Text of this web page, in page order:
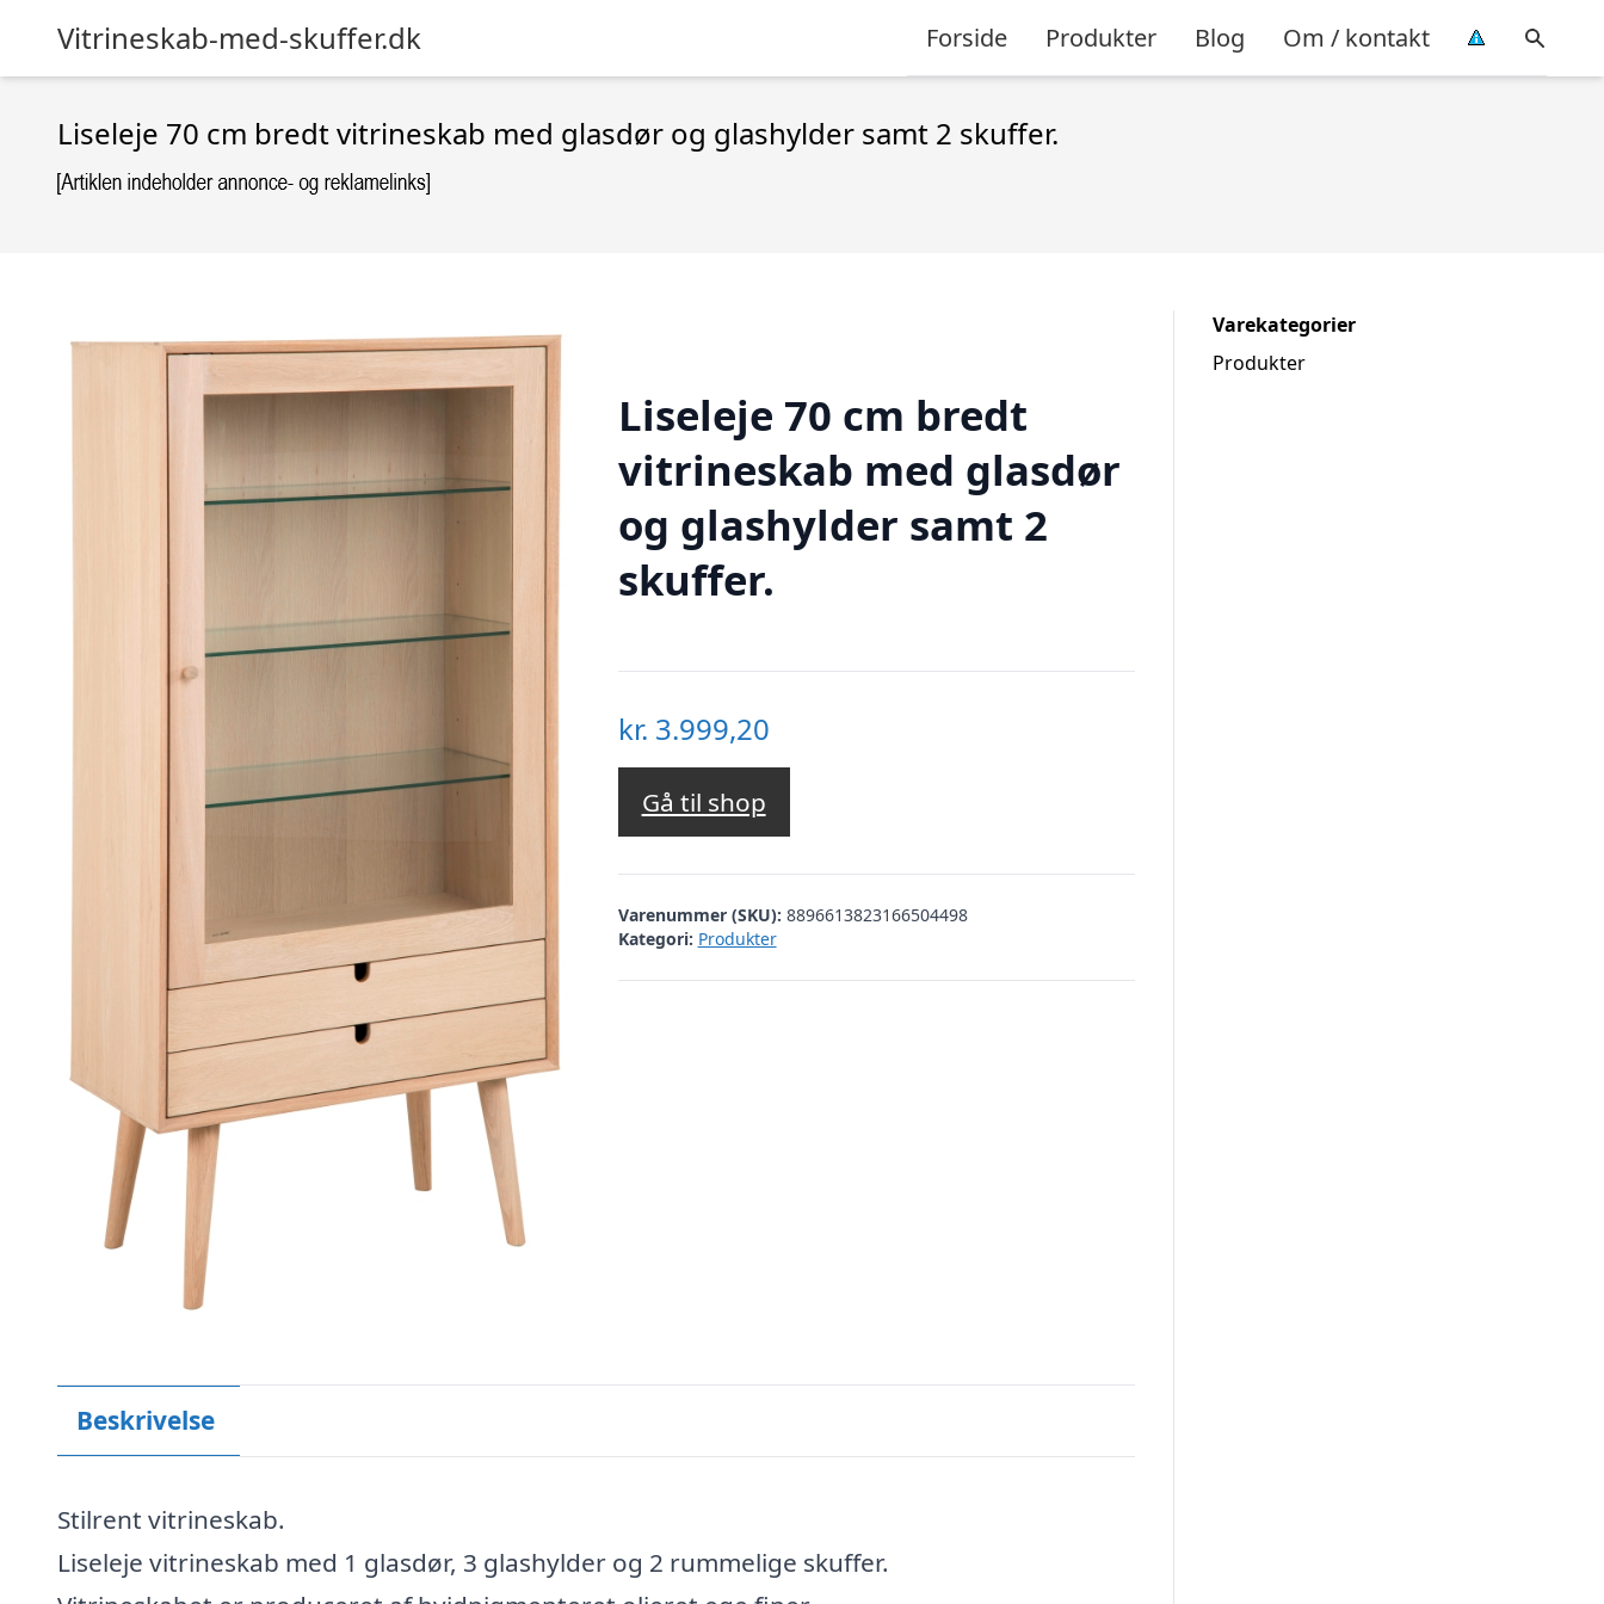
Vitrineskab-med-skuffer.dk Forside Produkter Blog Om / kontakt
Liseleje 70 cm bredt vitrineskab med glasdør og glashylder samt 2 skuffer.
Liseleje 70 cm bredt
vitrineskab med glasdør
og glashylder samt 2
skuffer.
kr. 3.999,20
Gå til shop
Varenummer (SKU): 8896613823166504498
Kategori: Produkter
Beskrivelse
Stilrent vitrineskab.
Liseleje vitrineskab med 1 glasdør, 3 glashylder og 2 rummelige skuffer.
Varekategorier
Produkter